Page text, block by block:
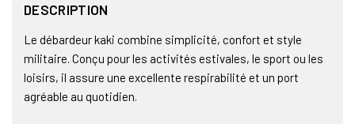
DESCRIPTION
Le débardeur kaki combine simplicité, confort et style
militaire. Conçu pour les activités estivales, le sport ou les
loisirs, il assure une excellente respirabilité et un port
agréable au quotidien.